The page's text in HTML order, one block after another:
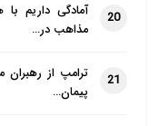
20
آمادگی داریم
مذاهب در…
21
ترامپ از
پیمان…